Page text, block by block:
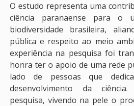
O estudo representa uma
ciência paranaense para o
biodiversidade brasileira,
pública e respeito ao meio
experiência na pesquisa foi
honra ter o apoio de uma rede
lado de pessoas que
desenvolvimento da
pesquisa, vivendo na pele o